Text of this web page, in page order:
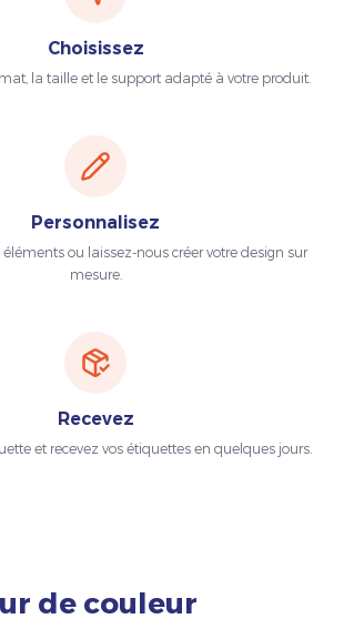
Choisissez
la taille et le support adapté à votre produit.
Personnalisez
éléments ou laissez-nous créer votre design sur
mesure.
Recevez
et recevez vos étiquettes en quelques jours.
de couleur